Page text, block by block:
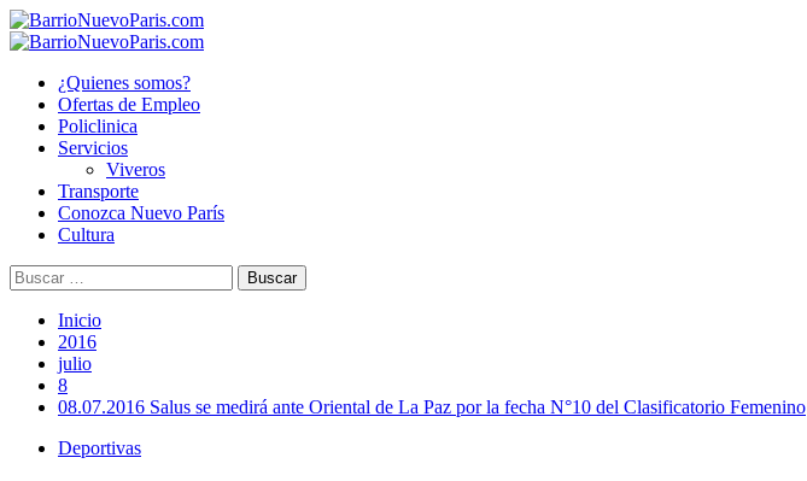
Saltar
al
Menú
¿Quienes somos?
Ofertas de Empleo
Policlinica
Servicios
Viveros
Transporte
Conozca Nuevo París
Cultura
Buscar:
Inicio
2016
julio
8
08.07.2016 Salus se medirá ante Oriental de La Paz por la fecha N°10 del Clasificatorio Femenino
Deportivas